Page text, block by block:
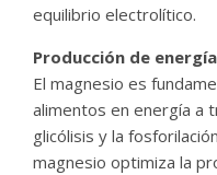
equilibrio electrolítico.
Producción de
El magnesio es
alimentos en energía a
glicólisis y la
magnesio optimiza la